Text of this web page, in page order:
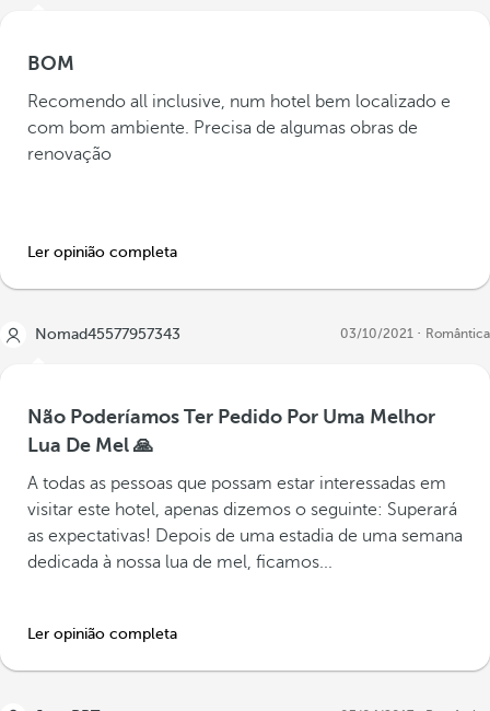
BOM
Recomendo all inclusive, num hotel bem localizado e
com bom ambiente. Precisa de algumas obras de
renovação
Ler opinião completa
Nomad45577957343 03/10/2021 Romântica
Não Poderíamos Ter Pedido Por Uma Melhor
Lua De Mel 🙏
A todas as pessoas que possam estar interessadas em
visitar este hotel, apenas dizemos o seguinte: Superará
as expectativas! Depois de uma estadia de uma semana
dedicada à nossa lua de mel, ficamos...
Ler opinião completa